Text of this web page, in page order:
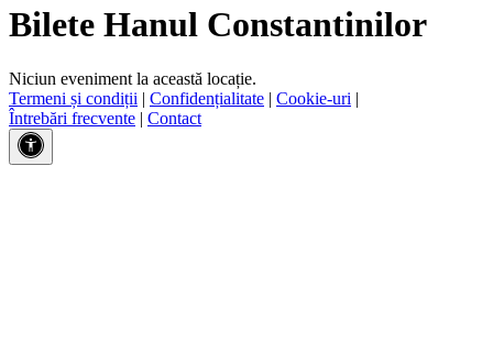
Bilete Hanul Constantinilor
Niciun eveniment la această locație.
Termeni și condiții | Confidențialitate | Cookie-uri |
Întrebări frecvente | Contact